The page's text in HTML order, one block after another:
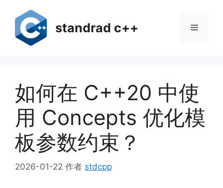
standrad c++ 菜
如何在 C++20 中使
用 Concepts 优化模
板参数约束？
2026-01-22 作者 stdcpp